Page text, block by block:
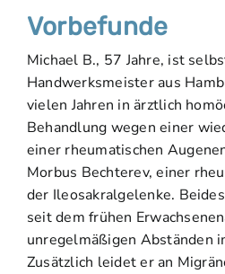
Vorbefunde
Michael B., 57 Jahre, ist
Handwerksmeister aus
vielen Jahren in ärztlich
Behandlung wegen einer
einer rheumatischen
Morbus Bechterev, einer
der Ileosakralgelenke.
seit dem frühen
unregelmäßigen Abständen
Zusätzlich leidet er an